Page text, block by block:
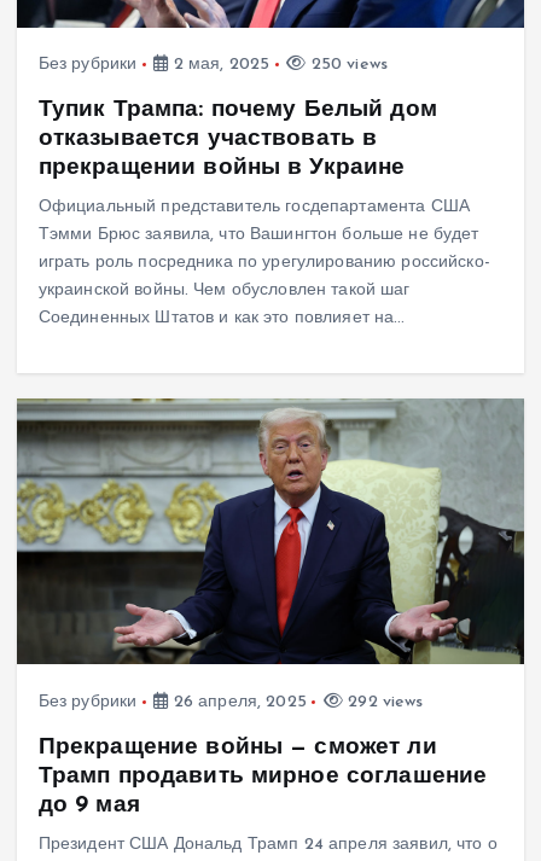
Без рубрики 2 мая, 2025 250 views
Тупик Трампа: почему Белый дом
отказывается участвовать в
прекращении войны в Украине
Официальный представитель госдепартамента США
Тэмми Брюс заявила, что Вашингтон больше не будет
играть роль посредника по урегулированию российско-
украинской войны. Чем обусловлен такой шаг
Соединенных Штатов и как это повлияет на…
Без рубрики 26 апреля, 2025 292 views
Прекращение войны — сможет ли
Трамп продавить мирное соглашение
до 9 мая
Президент США Дональд Трамп 24 апреля заявил, что о